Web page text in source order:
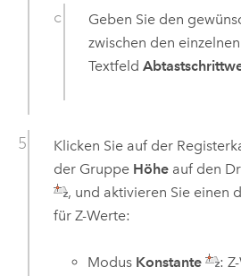
Geben Sie den
zwischen den
Textfeld
Klicken Sie auf der
der Gruppe Höheauf den
, und aktivieren Sie einen
für Z-Werte:
Modus Konstante
: